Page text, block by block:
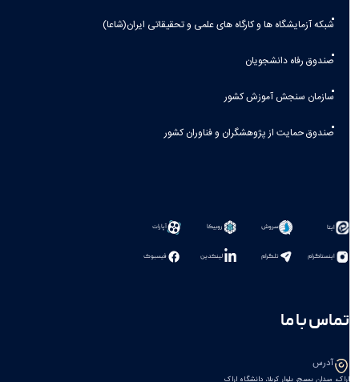
شبکه آزمایشگاه ها و کارگاه های علمی و تحقیقاتی ایران(شاعا)
صندوق رفاه دانشجویان
سازمان سنجش آموزش کشور
صندوق حمایت از پژوهشگران و فناوران کشور
ایتا سروش روبیکا آپارات
اینستاگرام تلگرام لینکدین فیسبوک
تماس با ما
آدرس
اراک، میدان بسیج، بلوار کربلا، دانشگاه اراک